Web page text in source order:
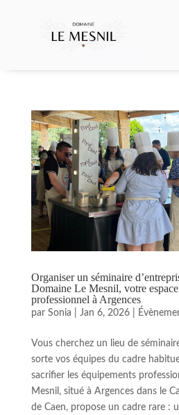
Organiser un séminaire
Domaine Le Mesnil, votre
professionnel à Argences
par Sonia Jan 6, 2026|
Vous cherchez un lieu de
sorte vos équipes du cadre
sacrifier les équipements
Mesnil, situé à Argences dans le
de Caen, propose un cadre rare :